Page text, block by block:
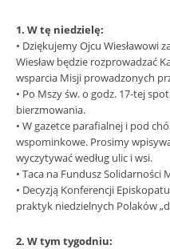
1. W tę niedzielę:
• Dziękujemy Ojcu Wiesławowi
Wiesław będzie rozprowadzać
wsparcia Misji prowadzonych
• Po Mszy św. o godz. 17-tej
bierzmowania.
• W gazetce parafialnej i pod
wspominkowe. Prosimy
wyczytywać według ulic i wsi.
• Taca na Fundusz Solidarności
• Decyzją Konferencji
praktyk niedzielnych Polaków
2. W tym tygodniu: